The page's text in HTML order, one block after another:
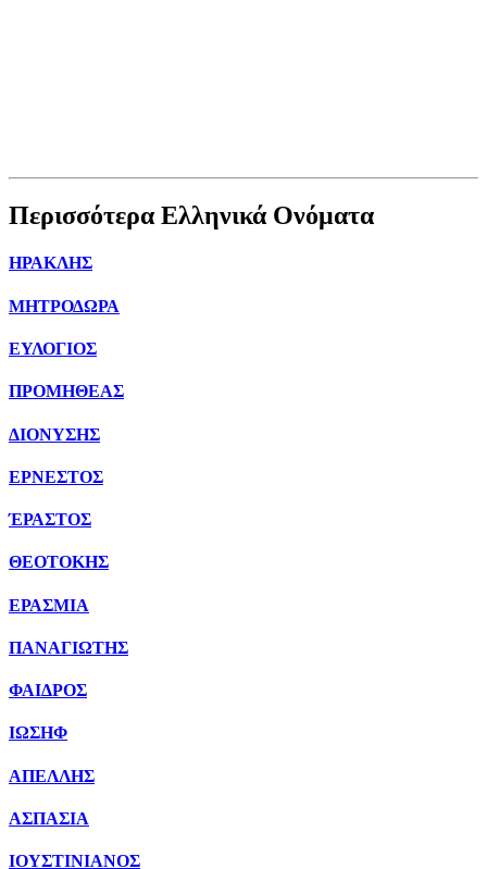
Περισσότερα Ελληνικά Ονόματα
ΗΡΑΚΛΗΣ
ΜΗΤΡΟΔΩΡΑ
ΕΥΛΟΓΙΟΣ
ΠΡΟΜΗΘΕΑΣ
ΔΙΟΝΥΣΗΣ
ΕΡΝΕΣΤΟΣ
ΈΡΑΣΤΟΣ
ΘΕΟΤΟΚΗΣ
ΕΡΑΣΜΙΑ
ΠΑΝΑΓΙΩΤΗΣ
ΦΑΙΔΡΟΣ
ΙΩΣΗΦ
ΑΠΕΛΛΗΣ
ΑΣΠΑΣΙΑ
ΙΟΥΣΤΙΝΙΑΝΟΣ